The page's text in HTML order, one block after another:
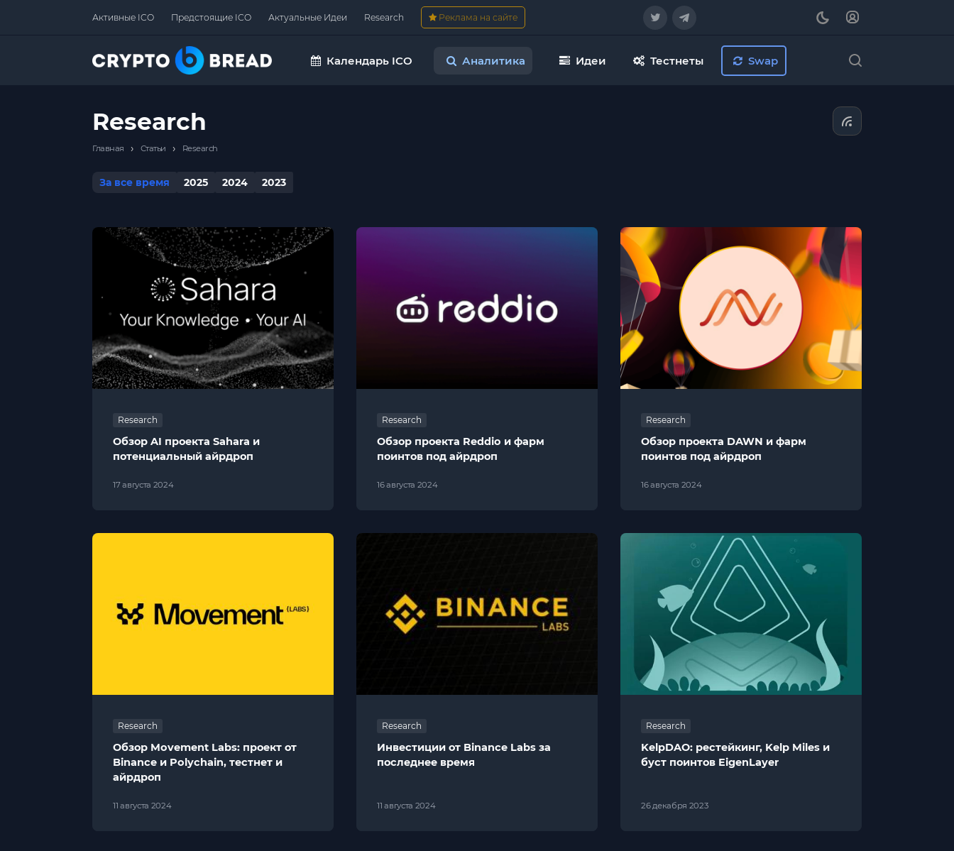
Активные ICO Предстоящие ICO Актуальные Идеи Research Реклама на сайте
Календарь ICO Аналитика Идеи Тестнеты Swap
Research
Главная › Статьи › Research
За все время 2025 2024 2023
Research
17 августа 2024
Обзор AI проекта Sahara и
потенциальный айрдроп
Research
16 августа 2024
Обзор проекта Reddio и фарм
поинтов под айрдроп
Research
16 августа 2024
Обзор проекта DAWN и фарм
поинтов под айрдроп
Research
11 августа 2024
Обзор Movement Labs: проект от
Binance и Polychain, тестнет и
айрдроп
Research
11 августа 2024
Инвестиции от Binance Labs за
последнее время
Research
26 декабря 2023
KelpDAO: рестейкинг, Kelp Miles и
буст поинтов EigenLayer